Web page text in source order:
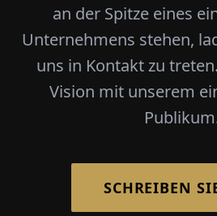
an der Spitze eines
Unternehmens stehen,
uns in Kontakt zu
Vision mit unserem
SCHREIBEN